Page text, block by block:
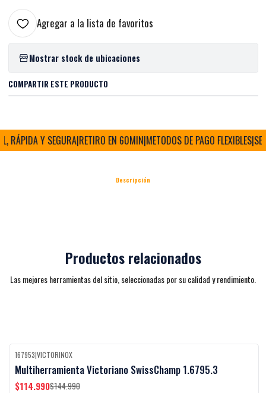
Agregar a la lista de favoritos
Mostrar stock de ubicaciones
COMPARTIR ESTE PRODUCTO
RÁPIDA Y SEGURA|RETIRO EN 60MIN|METODOS DE PAGO FLEXIBLES|
Descripción
Productos relacionados
Las mejores herramientas del sitio, seleccionadas por su calidad y rendimiento.
-21%OFF
167953|VICTORINOX
Multiherramienta Victoriano SwissChamp 1.6795.3
$114.990$144.990